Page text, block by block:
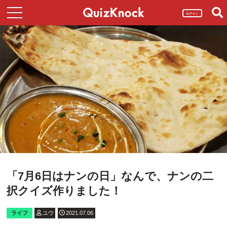
ログイン
「7月6日はナンの日」なんで、ナンの二
択クイズ作りました！
ライフ ユウ 2021.07.06